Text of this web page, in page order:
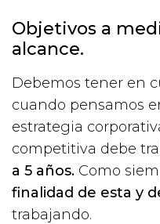
Objetivos a
alcance.
Debemos tener en
cuando pensamos
estrategia
competitiva debe
a 5 años. Como
finalidad de esta y
trabajando.